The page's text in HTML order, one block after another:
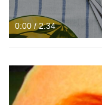
0:00 / 2:34